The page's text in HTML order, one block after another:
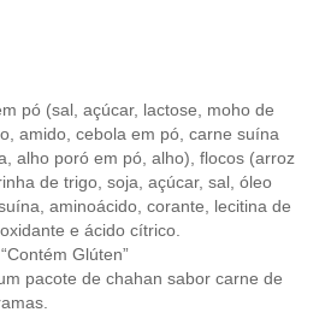
pó (sal, açúcar, lactose, moho de
amido, cebola em pó, carne suína
alho poró em pó, alho), flocos (arroz
de trigo, soja, açúcar, sal, óleo
aminoácido, corante, lecitina de
e ácido cítrico.
Glúten”
pacote de chahan sabor carne de